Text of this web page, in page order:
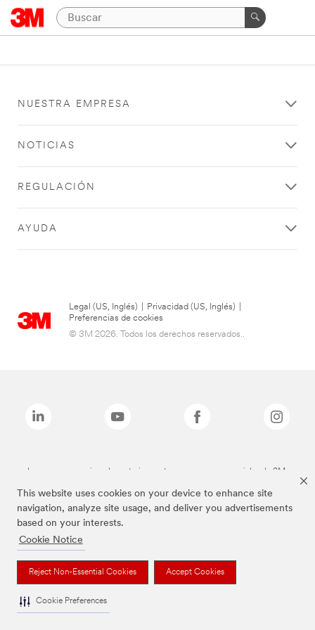
This website uses cookies on your device to enhance site
navigation, analyze site usage, and deliver you advertisements
based on your interests.
Cookie Notice
Reject Non-Essential Cookies Accept Cookies
Cookie Preferences
NUESTRA EMPRESA
NOTICIAS
REGULACIÓN
AYUDA
Legal (US, Inglés) Privacidad (US, Inglés)
Preferencias de cookies
© 3M 2026. Todos los derechos reservados..
Las marcas mencionadas anteriormente son marcas comerciales de 3M.